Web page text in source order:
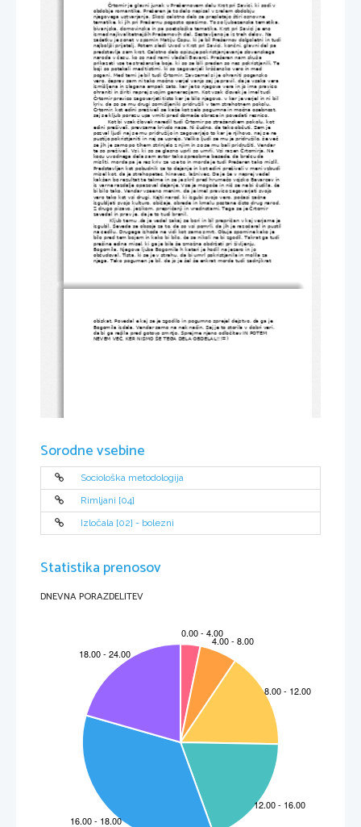
Črtomir je glavni junak v Prešernovem delu Krst pri Savici, ki sodi v
obdobje romantike. Prešeren je to delo napisal v zrelem obdobju
njegovega ustvarjanja. Skozi celotno delo se prepletajo štiri osnovne
tematike, ki jih pri Prešernu pogosto opazimo. To so ljubezenska tematika,
bivanjska, domovinska in pa poetološka tematika. Krst pri Savici je eno
izmed najkvalitetnejših Prešernovih del. Sestavljeno je iz treh delov. Na
začetku je sonet v spomin Matiju Čopu, ki je bil Prešernov dolgoletni in tudi
najboljši prijatelj. Potem sledi Uvod v Krst pri Savici, končni, glavni del pa
predstavlja sam krst. Celotno delo opisuje pokristjanjevanje slovenskega
naroda v času, ko so nad nami vladali Bavarci. Prešeren nam skuša
prikazati vse te strašanske boje, ki so se bili preden so nas pokristjanili. Te
boji so potekali med tistimi, ki so zagovarjali krščansko vero in med
pogani. Med temi je bil tudi Črtomir. Zavzemal si je ohraniti pogansko
vero, čeprav sam ni tako močno verjel vanjo saj je pravil, da je vsaka vera
izmišljena in zlagana ampak zato, ker je to njegova vera in jo ima pravico
ohraniti in širiti naprej svojim generacijam. Kot vsak človek je imel tudi
Črtomir pravico zagovarjati tisto kar je bilo njegovo, v kar je verjel in ni bil
kriv, da so se mu drugi somišljeniki pridružili v tem strahotnem pokolu.
Črtomir, kot edini preživeli se kaže kot zelo pogumna in močna osebnost,
saj se kljub porazu upa vrniti pred domače obraze in povedati resnico.
Kot bi vsak človek naredil tudi Črtomir po strašanskem pokolu, kot
edini preživeli, prevzame krivdo nase. Ni čudno, da tako občuti. Sam je
pozval ljudi naj se mu pridružijo in zagovarjajo to kar je njihovo, naj se ne
pustijo pokristjaniti in naj se uprejo. Veliko ljudi se mu je pridružilo, še več
se jih je samo po tihem strinjalo z njim in so se mu bali pridružiti. Vendar
te so preživeli. Vsi, ki so se glasno uprli so umrli. Vsi razen Črtomirja. Na
kocu uvodnega dela sam avtor tako spreobrne besede, da bralcu da
misliti, morda pa je res kriv za vse to in morda je tudi Prešeren tako mislil.
Predstavljen kot pobudnik za to dejanje in kot edini preživeli v meni vzbudi
misel kot, da je strahopetec, hinavec, lažnivec. Da je že v naprej vedel
kakšen bo rezultat te tekme in se je skril pred hrumečo vojsko Bavarcev in
iz varne razdalje opazoval dejanje. Vse je mogoče in nič se ne bi čudila, če
bi bilo tako. Vendar vseeno menim, da je imel pravico zagovarjati svojo
vero tako kot vsi drugi. Kajti narod, ki izgubi svojo vero, počasi začne
izgubljati svojo kulturo, običaje, obrede in kmalu postane čisto drug narod.
Z drugo pisavo, jezikom, prepričanji in vrednotami. Tega se je Črtomir
zavedal in prav je, da je to tudi branil.
Kljub temu ,da je vedel zakaj se bori in bil prepričan v kaj verjame je
izgubil. Seveda se obsoja za to, da so vsi pomrli, da jih je razočaral in pustil
na cedilu. Drugega izhoda ne vidi kot samo smrt. Obuja spomine kako je
bilo pred tem bojem in kako bi bilo, če se nikoli ne bi zgodil. Takrat ga tudi
prešine edina misel, ki ga je bila še zmožna obdržati pri življenju.
Bogomila. Njegova ljuba Bogomila h kateri je hodil na jezero in jo
občudoval. Tista, ki se je v strahu, da bi umrl pokristjanila in molila za
njega. Tako pogumen je bil, da jo je šel še enkrat morda tudi zadnjikrat
obiskat. Povedal e kaj se je zgodilo in pogumno sprejel dejstvo, da ga je
Bogomila izdala. Vendar samo na nek način. Saj je to storila v dobri veri,
da bi ga rešila pred gotovo smrtjo. Sprejme njeno odločitev IN POTEM
NEVEM VEČ, KER NISMO ŠE TEGA DELA OBDELAL!!!=)
Sorodne vsebine
Sociološka metodologija
Rimljani [04]
Izločala [02] - bolezni
Statistika prenosov
DNEVNA PORAZDELITEV